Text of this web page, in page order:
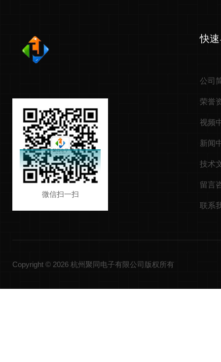
微信扫一扫
快
公司
荣誉
视频
新闻
技术
留言
联系
Copyright © 2026 杭州聚同电子有限公司版权所有